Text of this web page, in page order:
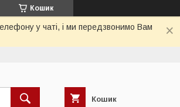
Кошик
у чаті, і ми передзвонимо Вам
Кошик